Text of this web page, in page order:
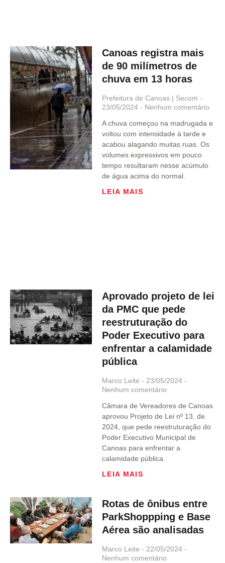
Canoas registra mais
de 90 milímetros de
chuva em 13 horas
Prefeitura de Canoas | Secom
23/05/2024
Nenhum comentário
A chuva começou na madrugada e
voltou com intensidade à tarde e
acabou alagando muitas ruas. Os
volumes expressivos em pouco
tempo resultaram nesse acúmulo
de água acima do normal.
LEIA MAIS
Aprovado projeto de lei
da PMC que pede
reestruturação do
Poder Executivo para
enfrentar a calamidade
pública
Marco Leite
23/05/2024
Nenhum comentário
Câmara de Vereadores de Canoas
aprovou Projeto de Lei nº 13, de
2024, que pede reestruturação do
Poder Executivo Municipal de
Canoas para enfrentar a
calamidade pública.
LEIA MAIS
Rotas de ônibus entre
ParkShoppping e Base
Aérea são analisadas
Marco Leite
22/05/2024
Nenhum comentário